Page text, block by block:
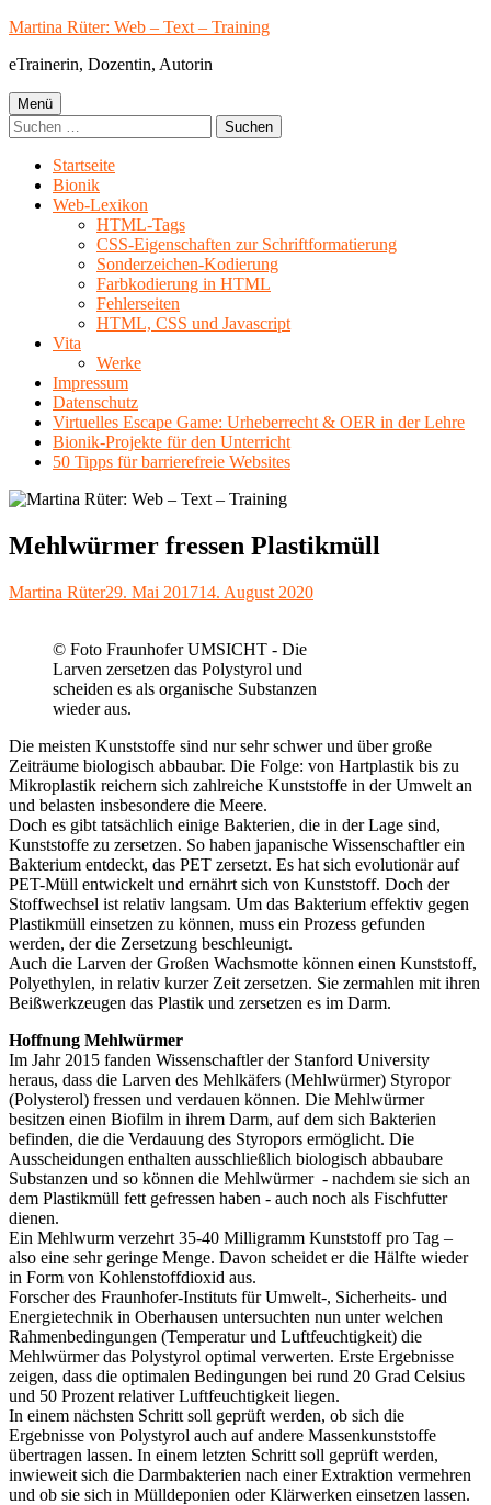
Springe
Inhalt
Martina Rüter: Web – Text – Training
eTrainerin, Dozentin, Autorin
Primäres
Menü
Menü
Suchen
nach:
Startseite
Bionik
Web-Lexikon
HTML-Tags
CSS-Eigenschaften zur Schriftformatierung
Sonderzeichen-Kodierung
Farbkodierung in HTML
Fehlerseiten
HTML, CSS und Javascript
Vita
Werke
Impressum
Datenschutz
Virtuelles Escape Game: Urheberrecht & OER in der Lehre
Bionik-Projekte für den Unterricht
50 Tipps für barrierefreie Websites
Mehlwürmer fressen Plastikmüll
Autor
Martina RüterVeröffentlicht
29. Mai 201714. August 2020
© Foto Fraunhofer UMSICHT - Die
Larven zersetzen das Polystyrol und
scheiden es als organische Substanzen
wieder aus.
Die meisten Kunststoffe sind nur sehr schwer und über große
Zeiträume biologisch abbaubar. Die Folge: von Hartplastik bis zu
Mikroplastik reichern sich zahlreiche Kunststoffe in der Umwelt an
und belasten insbesondere die Meere.
Doch es gibt tatsächlich einige Bakterien, die in der Lage sind,
Kunststoffe zu zersetzen. So haben japanische Wissenschaftler ein
Bakterium entdeckt, das PET zersetzt. Es hat sich evolutionär auf
PET-Müll entwickelt und ernährt sich von Kunststoff. Doch der
Stoffwechsel ist relativ langsam. Um das Bakterium effektiv gegen
Plastikmüll einsetzen zu können, muss ein Prozess gefunden
werden, der die Zersetzung beschleunigt.
Auch die Larven der Großen Wachsmotte können einen Kunststoff,
Polyethylen, in relativ kurzer Zeit zersetzen. Sie zermahlen mit ihren
Beißwerkzeugen das Plastik und zersetzen es im Darm.
Hoffnung Mehlwürmer
Im Jahr 2015 fanden Wissenschaftler der Stanford University
heraus, dass die Larven des Mehlkäfers (Mehlwürmer) Styropor
(Polysterol) fressen und verdauen können. Die Mehlwürmer
besitzen einen Biofilm in ihrem Darm, auf dem sich Bakterien
befinden, die die Verdauung des Styropors ermöglicht. Die
Ausscheidungen enthalten ausschließlich biologisch abbaubare
Substanzen und so können die Mehlwürmer - nachdem sie sich an
dem Plastikmüll fett gefressen haben - auch noch als Fischfutter
dienen.
Ein Mehlwurm verzehrt 35-40 Milligramm Kunststoff pro Tag –
also eine sehr geringe Menge. Davon scheidet er die Hälfte wieder
in Form von Kohlenstoffdioxid aus.
Forscher des Fraunhofer-Instituts für Umwelt-, Sicherheits- und
Energietechnik in Oberhausen untersuchten nun unter welchen
Rahmenbedingungen (Temperatur und Luftfeuchtigkeit) die
Mehlwürmer das Polystyrol optimal verwerten. Erste Ergebnisse
zeigen, dass die optimalen Bedingungen bei rund 20 Grad Celsius
und 50 Prozent relativer Luftfeuchtigkeit liegen.
In einem nächsten Schritt soll geprüft werden, ob sich die
Ergebnisse von Polystyrol auch auf andere Massenkunststoffe
übertragen lassen. In einem letzten Schritt soll geprüft werden,
inwieweit sich die Darmbakterien nach einer Extraktion vermehren
und ob sie sich in Mülldeponien oder Klärwerken einsetzen lassen.